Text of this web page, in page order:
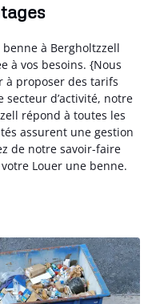
à Bergholtzzell
à vos besoins. {Nous
à proposer des tarifs
d’activité, notre
répond à toutes les
assurent une gestion
de notre savoir-faire
Louer une benne.